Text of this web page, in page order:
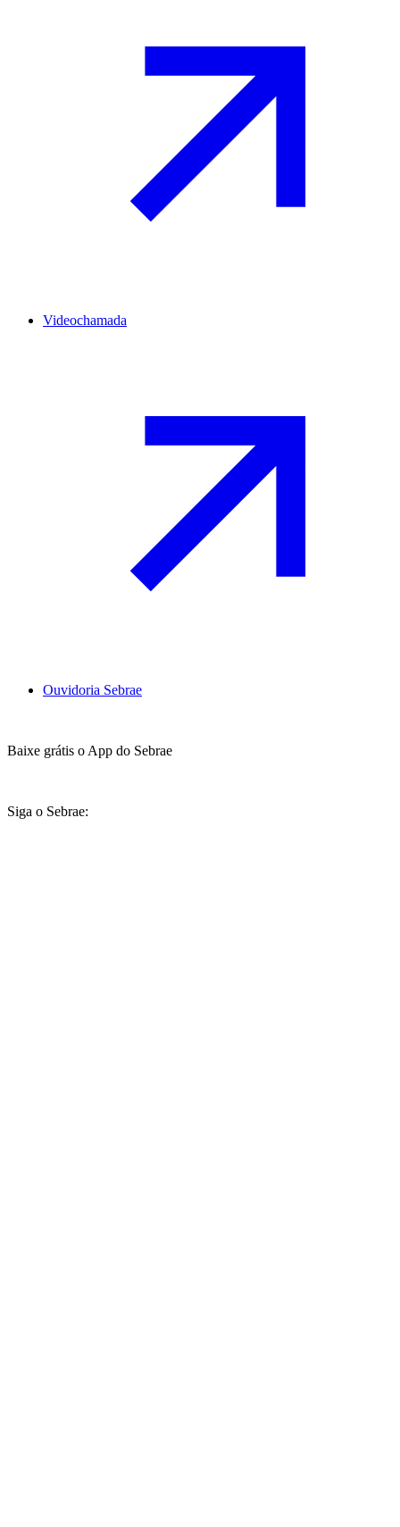
Videochamada
Ouvidoria Sebrae
Baixe grátis o App do Sebrae
Siga o Sebrae: